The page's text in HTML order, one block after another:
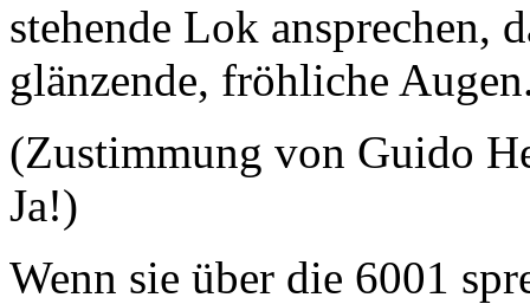
stehende Lok ansprechen,
glänzende, fröhliche
(Zustimmung von Guido
Ja!)
Wenn sie über die 6001